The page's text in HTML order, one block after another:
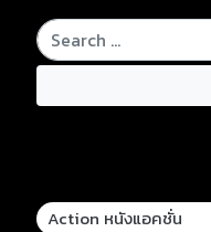
Action หนังแอคชั่น